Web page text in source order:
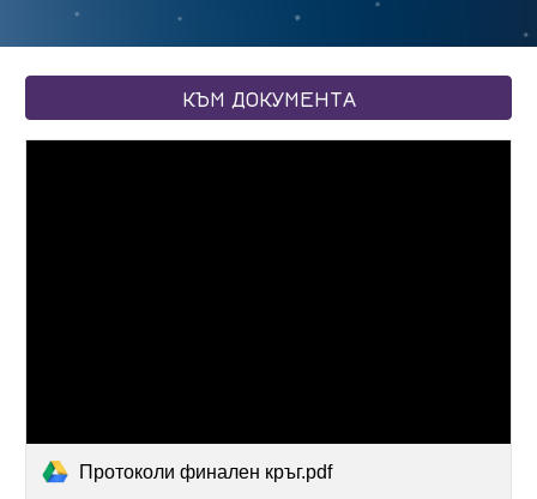
КЪМ ДОКУМЕНТА
Протоколи финален кръг.pdf